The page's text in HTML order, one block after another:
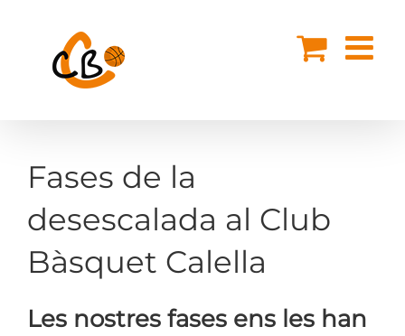
Fases de la
desescalada al Club
Bàsquet Calella
Les nostres fases ens les han